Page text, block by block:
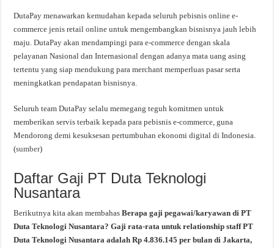
DutaPay menawarkan kemudahan kepada seluruh pebisnis online e-
commerce jenis retail online untuk mengembangkan bisnisnya jauh lebih
maju. DutaPay akan mendampingi para e-commerce dengan skala
pelayanan Nasional dan Internasional dengan adanya mata uang asing
tertentu yang siap mendukung para merchant memperluas pasar serta
meningkatkan pendapatan bisnisnya.
Seluruh team DutaPay selalu memegang teguh komitmen untuk
memberikan servis terbaik kepada para pebisnis e-commerce, guna
Mendorong demi kesuksesan pertumbuhan ekonomi digital di Indonesia.
(sumber)
Daftar Gaji PT Duta Teknologi
Nusantara
Berikutnya kita akan membahasBerapa gaji pegawai/karyawan di PT
Duta Teknologi Nusantara? Gaji rata-rata untuk relationship staff PT
Duta Teknologi Nusantara adalah Rp 4.836.145 per bulan di Jakarta,